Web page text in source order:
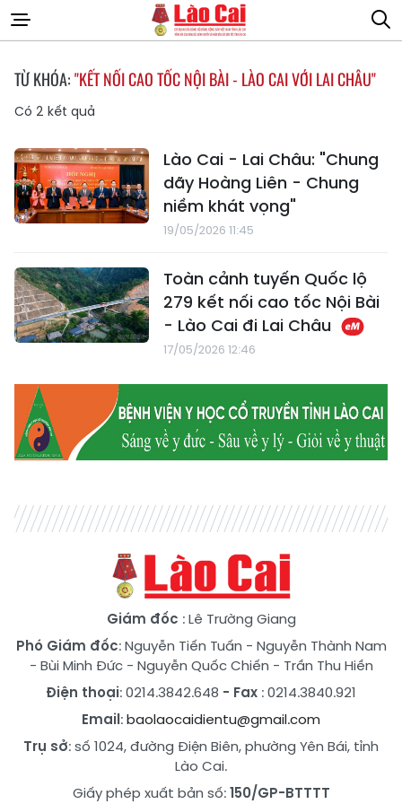
TỪ KHÓA:"KẾT NỐI CAO TỐC NỘI BÀI - LÀO CAI VỚI LAI CHÂU"
Có 2 kết quả
Lào Cai - Lai Châu: "Chung
dãy Hoàng Liên - Chung
niềm khát vọng"
19/05/2026 11:45
Toàn cảnh tuyến Quốc lộ
279 kết nối cao tốc Nội Bài
- Lào Cai đi Lai Châu
17/05/2026 12:46
Giám đốc : Lê Trường Giang
Phó Giám đốc:Nguyễn Tiến Tuấn - Nguyễn Thành Nam
- Bùi Minh Đức- Nguyễn Quốc Chiến - Trần Thu Hiền
Điện thoại: 0214.3842.648 - Fax : 0214.3840.921
Email:baolaocaidientu@gmail.com
Trụ sở: số 1024, đường Điện Biên, phường Yên Bái, tỉnh
Lào Cai.
Giấy phép xuất bản số:150/GP-BTTTT